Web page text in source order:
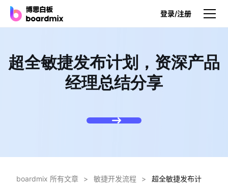
登录/注册
产品
博思白板
超全敏捷发布计划，资深产品
经理总结分享
boardmix 所有文章 > 敏捷开发流程 >
超全敏捷发布计